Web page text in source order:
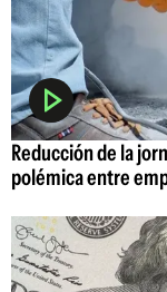
Reducción de la
polémica entre